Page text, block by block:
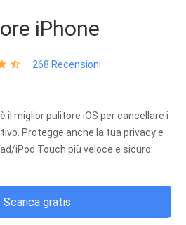
iPhone
268 Recensioni
il miglior pulitore iOS per cancellare i
Protegge anche la tua privacy e
iPod Touch più veloce e sicuro.
Scarica gratis